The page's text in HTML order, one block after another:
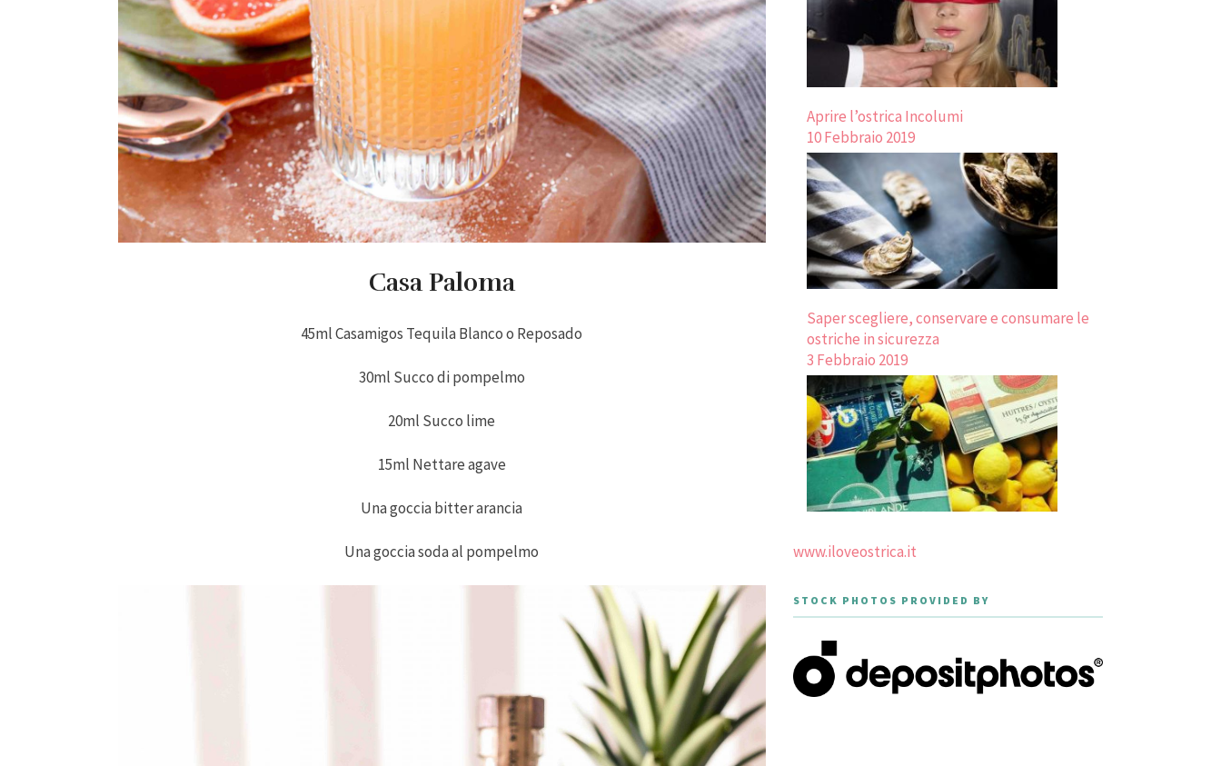
Casa Paloma
45ml Casamigos Tequila Blanco o Reposado
30ml Succo di pompelmo
20ml Succo lime
15ml Nettare agave
Una goccia bitter arancia
Una goccia soda al pompelmo
Aprire l’ostrica Incolumi
10 Febbraio 2019
Saper scegliere, conservare e consumare le
ostriche in sicurezza
3 Febbraio 2019
www.iloveostrica.it
STOCK PHOTOS PROVIDED BY